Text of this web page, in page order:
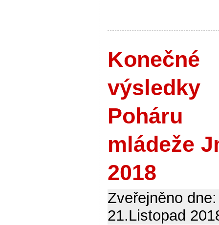
Konečné
výsledky
Poháru
mládeže
2018
Zveřejněno dne:
21.Listopad